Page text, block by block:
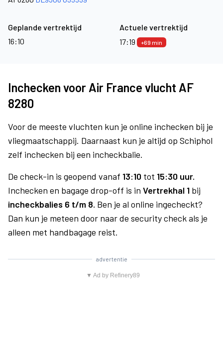
Geplande vertrektijd
16:10
Actuele vertrektijd
17:19
+69 min
Inchecken voor Air France vlucht AF
8280
Voor de meeste vluchten kun je online inchecken bij je
vliegmaatschappij. Daarnaast kun je altijd op Schiphol
zelf inchecken bij een incheckbalie.
De check-in is geopend vanaf 13:10 tot 15:30 uur.
Inchecken en bagage drop-off is in Vertrekhal 1 bij
incheckbalies 6 t/m 8. Ben je al online ingecheckt?
Dan kun je meteen door naar de security check als je
alleen met handbagage reist.
advertentie
▼ Ad by Refinery89